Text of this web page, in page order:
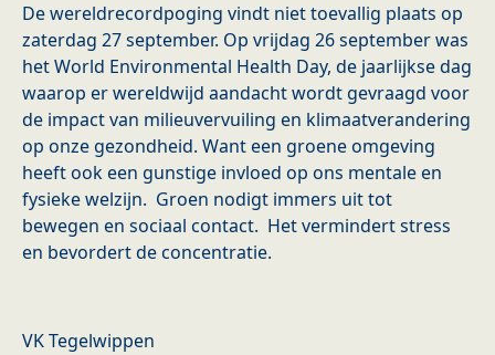
De wereldrecordpoging vindt niet toevallig plaats op
zaterdag 27 september. Op vrijdag 26 september was
het World Environmental Health Day, de jaarlijkse dag
waarop er wereldwijd aandacht wordt gevraagd voor
de impact van milieuvervuiling en klimaatverandering
op onze gezondheid. Want een groene omgeving
heeft ook een gunstige invloed op ons mentale en
fysieke welzijn. Groen nodigt immers uit tot
bewegen en sociaal contact. Het vermindert stress
en bevordert de concentratie.
VK Tegelwippen